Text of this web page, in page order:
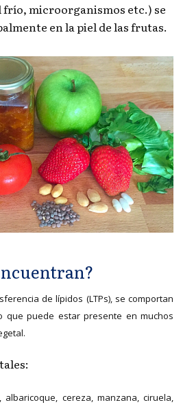
frío, microorganismos etc.) se
en la piel de las frutas.
de lípidos (LTPs), se comportan
que puede estar presente en muchos
albaricoque, cereza, manzana, ciruela,